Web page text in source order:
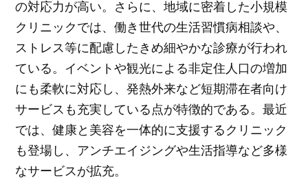
の対応力が高い。さらに、地域に密着した小規模
クリニックでは、働き世代の生活習慣病相談や、
ストレス等に配慮したきめ細やかな診療が行われ
ている。イベントや観光による非定住人口の増加
にも柔軟に対応し、発熱外来など短期滞在者向け
サービスも充実している点が特徴的である。最近
では、健康と美容を一体的に支援するクリニック
も登場し、アンチエイジングや生活指導など多様
なサービスが拡充。